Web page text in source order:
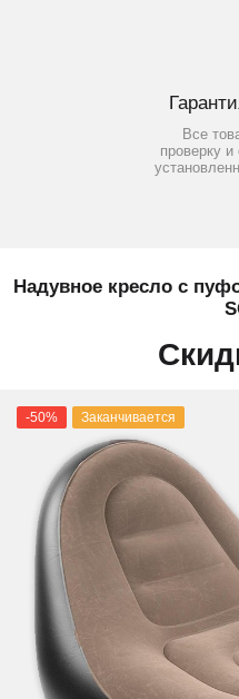
Все
проверку и
Надувное кресло с
-50% Заканчивается